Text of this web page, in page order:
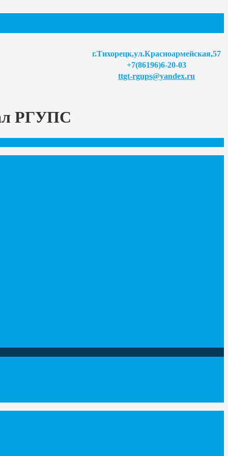
г.Тихорецк,ул.Красноармейская,57
+7(86196)6-20-03
ttgt-rgups@yandex.ru
РГУПС